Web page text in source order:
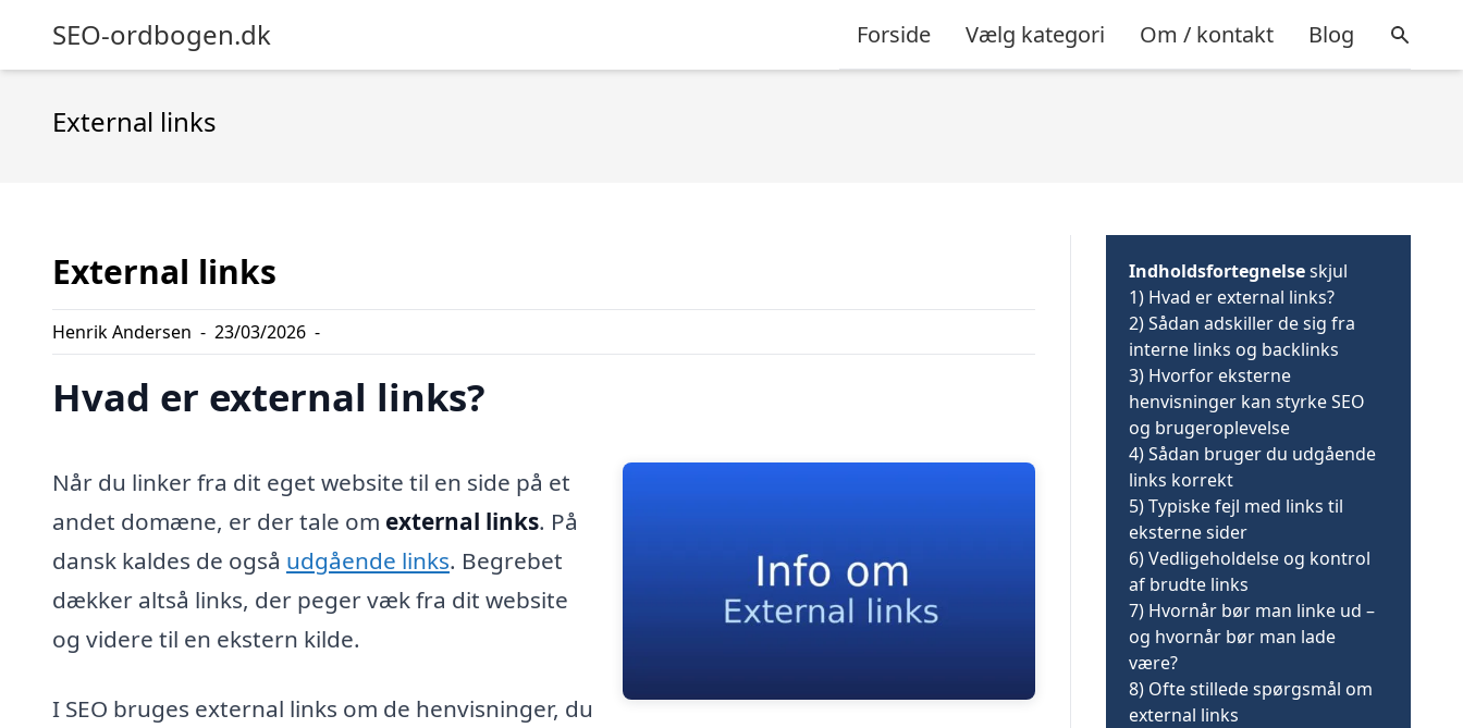
SEO-ordbogen.dk Forside Vælg kategori Om / kontakt Blog
External links
External links
Henrik Andersen - 23/03/2026 -
Hvad er external links?
Når du linker fra dit eget website til en side på et
andet domæne, er der tale om external links. På
dansk kaldes de også udgående links. Begrebet
dækker altså links, der peger væk fra dit website
og videre til en ekstern kilde.
I SEO bruges external links om de henvisninger, du
Indholdsfortegnelseskjul
1) Hvad er external links?
2)Sådan adskiller de sig fra
interne links og backlinks
3) Hvorfor eksterne
henvisninger kan styrke SEO
og brugeroplevelse
4)Sådan bruger du udgående
links korrekt
5)Typiske fejl med links til
eksterne sider
6)Vedligeholdelse og kontrol
af brudte links
7) Hvornår bør man linke ud –
og hvornår bør man lade
være?
8) Ofte stillede spørgsmål om
external links